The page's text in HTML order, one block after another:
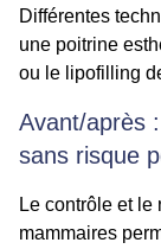
Différentes
une poitrine
ou le lipofilling
Avant/après
sans risque
Le contrôle et
mammaires